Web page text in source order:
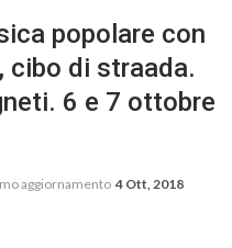
popolare con
cibo di straada.
6 e 7 ottobre
aggiornamento 4 Ott, 2018